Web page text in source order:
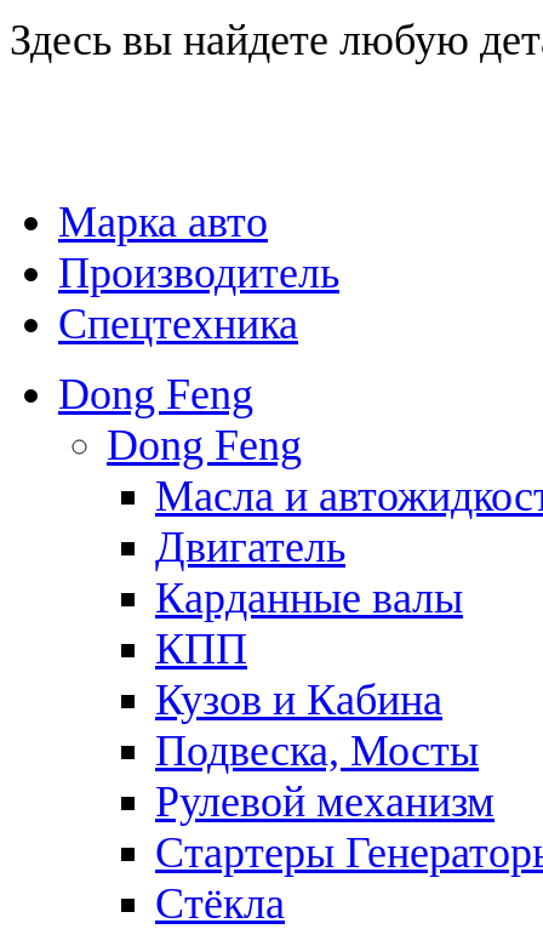
Здесь вы найдете любую
Марка авто
Производитель
Спецтехника
Dong Feng
Dong Feng
Масла и
Двигатель
Карданные валы
КПП
Кузов и Кабина
Подвеска, Мосты
Рулевой механизм
Стартеры
Стёкла